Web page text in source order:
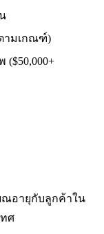
ตามเกณฑ์)
ยณอายุกับลูกค้าใน
ศ